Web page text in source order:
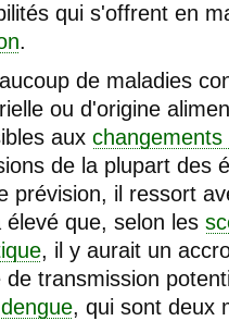
qui s'offrent en
.
de maladies
ou d'origine
aux changements
de la plupart des
prévision, il ressort
que, selon les
, il y aurait un
de transmission
dengue, qui sont deux